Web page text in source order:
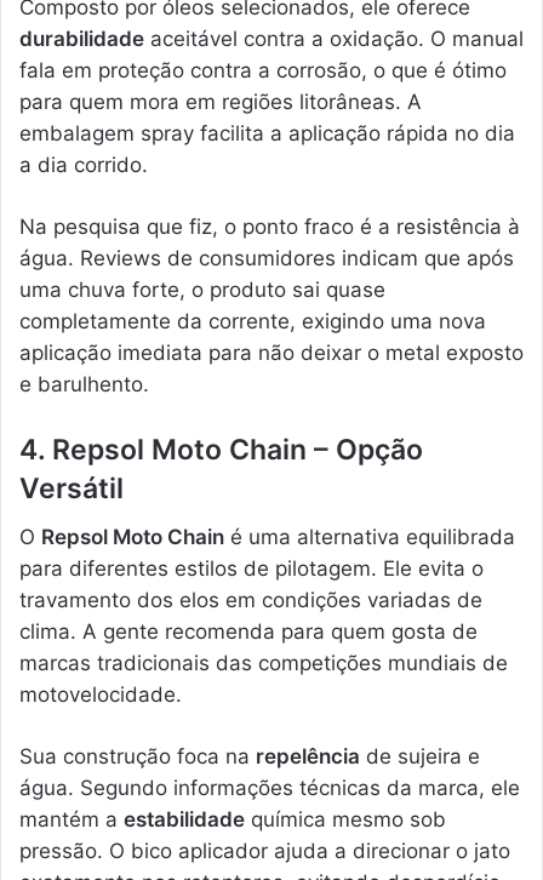
Composto por óleos selecionados, ele oferece
durabilidade aceitável contra a oxidação. O manual
fala em proteção contra a corrosão, o que é ótimo
para quem mora em regiões litorâneas. A
embalagem spray facilita a aplicação rápida no dia
a dia corrido.
Na pesquisa que fiz, o ponto fraco é a resistência à
água. Reviews de consumidores indicam que após
uma chuva forte, o produto sai quase
completamente da corrente, exigindo uma nova
aplicação imediata para não deixar o metal exposto
e barulhento.
4. Repsol Moto Chain – Opção
Versátil
O Repsol Moto Chain é uma alternativa equilibrada
para diferentes estilos de pilotagem. Ele evita o
travamento dos elos em condições variadas de
clima. A gente recomenda para quem gosta de
marcas tradicionais das competições mundiais de
motovelocidade.
Sua construção foca na repelência de sujeira e
água. Segundo informações técnicas da marca, ele
mantém a estabilidade química mesmo sob
pressão. O bico aplicador ajuda a direcionar o jato